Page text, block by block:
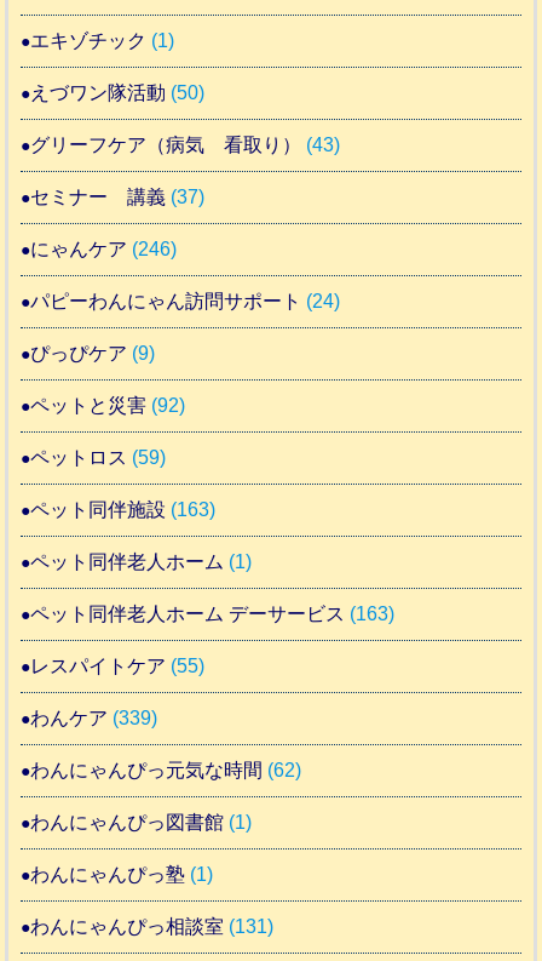
エキゾチック (1)
えづワン隊活動 (50)
グリーフケア（病気 看取り） (43)
セミナー 講義 (37)
にゃんケア (246)
パピーわんにゃん訪問サポート (24)
ぴっぴケア (9)
ペットと災害 (92)
ペットロス (59)
ペット同伴施設 (163)
ペット同伴老人ホーム (1)
ペット同伴老人ホーム デーサービス (163)
レスパイトケア (55)
わんケア (339)
わんにゃんぴっ元気な時間 (62)
わんにゃんぴっ図書館 (1)
わんにゃんぴっ塾 (1)
わんにゃんぴっ相談室 (131)